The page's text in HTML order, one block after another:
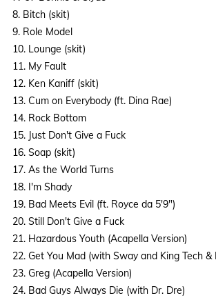
8. Bitch (skit)
9. Role Model
10. Lounge (skit)
11. My Fault
12. Ken Kaniff (skit)
13. Cum on Everybody (ft. Dina Rae)
14. Rock Bottom
15. Just Don't Give a Fuck
16. Soap (skit)
17. As the World Turns
18. I'm Shady
19. Bad Meets Evil (ft. Royce da 5'9")
20. Still Don't Give a Fuck
21. Hazardous Youth (Acapella Version)
22. Get You Mad (with Sway and King Tech &
23. Greg (Acapella Version)
24. Bad Guys Always Die (with Dr. Dre)